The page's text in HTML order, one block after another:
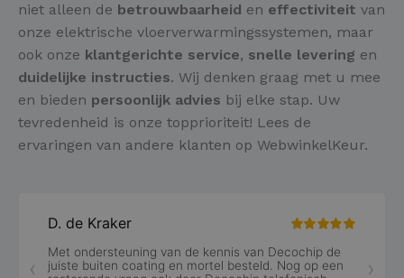
niet alleen de betrouwbaarheid en effectiviteit van
onze elektrische vloerverwarmingssystemen, maar
ook onze klantgerichte service, snelle levering en
duidelijke instructies. Wij denken graag met u mee
en bieden persoonlijk advies bij elke stap. Uw
tevredenheid is onze topprioriteit! Lees de
ervaringen van andere klanten op WebwinkelKeur.